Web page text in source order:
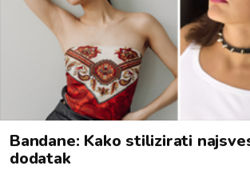
Bandane: Kako stilizirati
dodatak